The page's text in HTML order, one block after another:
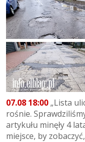
07.08 18:00 „Lista
rośnie.
artykułu minęły 4
miejsce, by zobaczyć,